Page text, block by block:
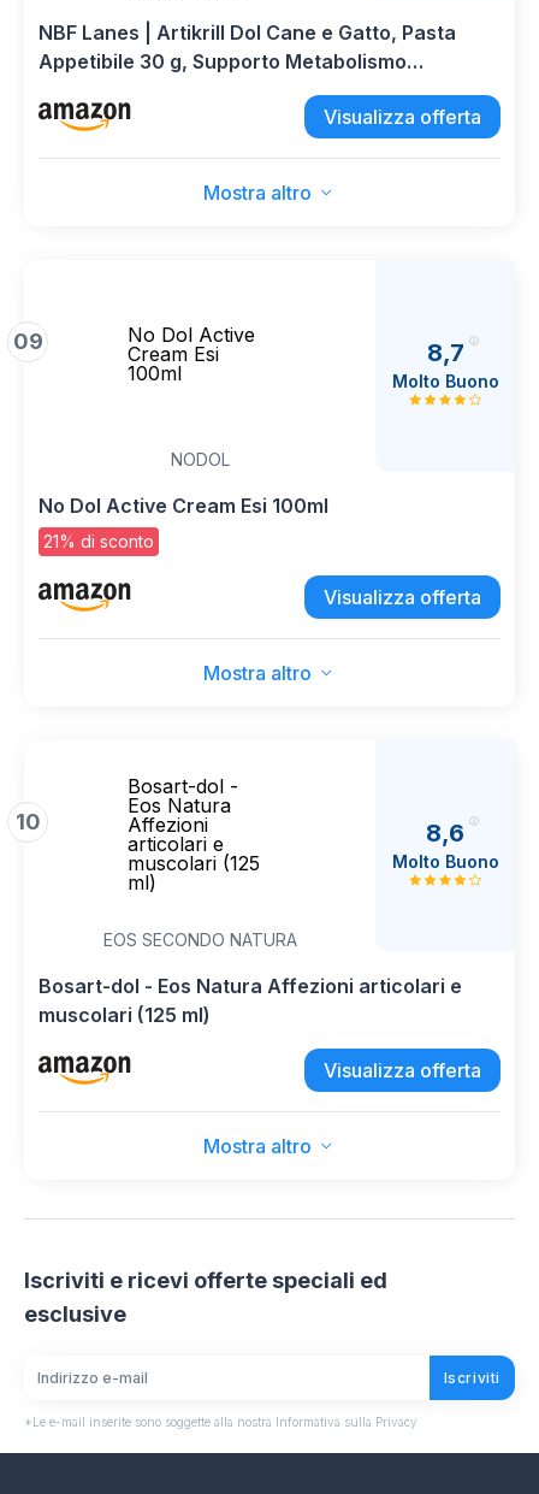
NBF Lanes | Artikrill Dol Cane e Gatto, Pasta
Appetibile 30 g, Supporto Metabolismo
Articolare in caso di Osteoartrite del Cane e del
Gatto
Visualizza offerta
Mostra altro
09
No Dol Active
Cream Esi
100ml
NODOL
8,7
Molto Buono
No Dol Active Cream Esi 100ml
21% di sconto
Visualizza offerta
Mostra altro
10
Bosart-dol -
Eos Natura
Affezioni
articolari e
muscolari (125
ml)
EOS SECONDO NATURA
8,6
Molto Buono
Bosart-dol - Eos Natura Affezioni articolari e
muscolari (125 ml)
Visualizza offerta
Mostra altro
Iscriviti e ricevi offerte speciali ed
esclusive
Iscriviti
*Le e-mail inserite sono soggette alla nostra Informativa sulla Privacy